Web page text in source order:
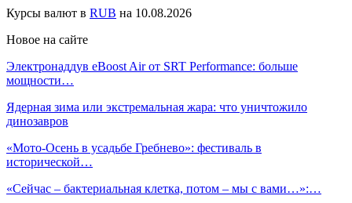
Курсы валют в RUB на 10.08.2026
Новое на сайте
Электронаддув eBoost Air от SRT Performance: больше
мощности…
Ядерная зима или экстремальная жара: что уничтожило
динозавров
«Мото-Осень в усадьбе Гребнево»: фестиваль в
исторической…
«Сейчас – бактериальная клетка, потом – мы с вами…»:…